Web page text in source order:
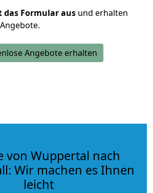
das Formular aus und erhalten
Angebote erhalten
von Wuppertal nach
Wir machen es Ihnen
leicht